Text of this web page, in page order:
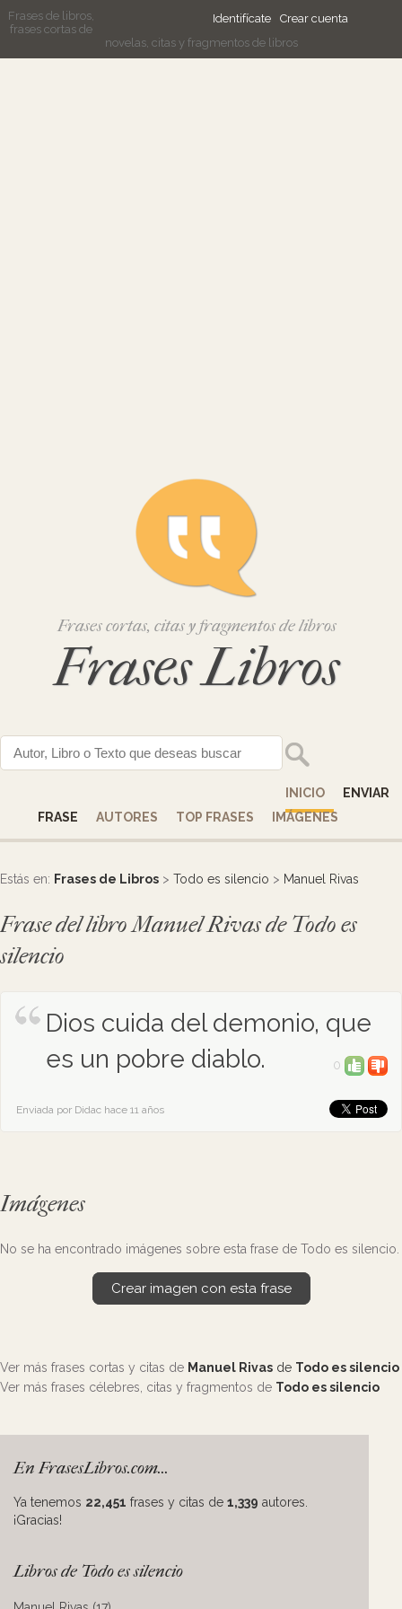
Identifícate Crear cuenta
Frases de libros,
frases cortas de
novelas, citas y fragmentos de libros
Frases cortas, citas y fragmentos de libros
Frases Libros
INICIO
ENVIAR
FRASE
AUTORES TOP FRASES IMÁGENES
Estás en: Frases de Libros > Todo es silencio > Manuel Rivas
Frase del libro Manuel Rivas de Todo es
silencio
Dios cuida del demonio, que
es un pobre diablo.
0
Enviada por Didac hace 11 años
Imágenes
No se ha encontrado imágenes sobre esta frase de Todo es silencio.
Crear imagen con esta frase
Ver más frases cortas y citas de Manuel Rivas de Todo es silencio
Ver más frases célebres, citas y fragmentos de Todo es silencio
En FrasesLibros.com...
Ya tenemos 22,451 frases y citas de 1,339 autores.
¡Gracias!
Libros de Todo es silencio